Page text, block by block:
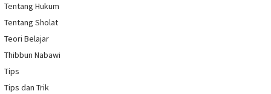
Tentang Hukum
Tentang Sholat
Teori Belajar
Thibbun Nabawi
Tips
Tips dan Trik